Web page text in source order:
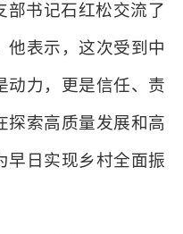
部书记石红松交流了
他表示，这次受到中
动力，更是信任、责
探索高质量发展和高
早日实现乡村全面振